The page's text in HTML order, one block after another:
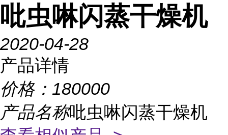
吡虫啉闪蒸干燥机
2020-04-28
产品详情
价格： 180000
产品名称吡虫啉闪蒸干燥机